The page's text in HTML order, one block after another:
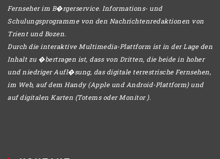
Fernseher im B�rgerservice. Informations- und
Schulungsprogramme von den Nachrichtenredaktionen von
Trient und Bozen.
Durch die interaktive Multimedia-Plattform ist in der Lage den
Inhalt zu �bertragen ist, dass von Dritten, die beide in hoher
und niedriger Aufl�sung, das digitale terrestrische Fernsehen,
im Web, auf dem Handy (Apple und Android-Plattform) und
auf digitalen Karten (Totems oder Monitor ).